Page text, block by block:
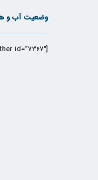
وضعیت آب و
[wpc-weather id=”7367″/]